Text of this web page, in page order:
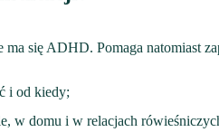
się ADHD. Pomaga natomiast
i od kiedy;
w domu i w relacjach